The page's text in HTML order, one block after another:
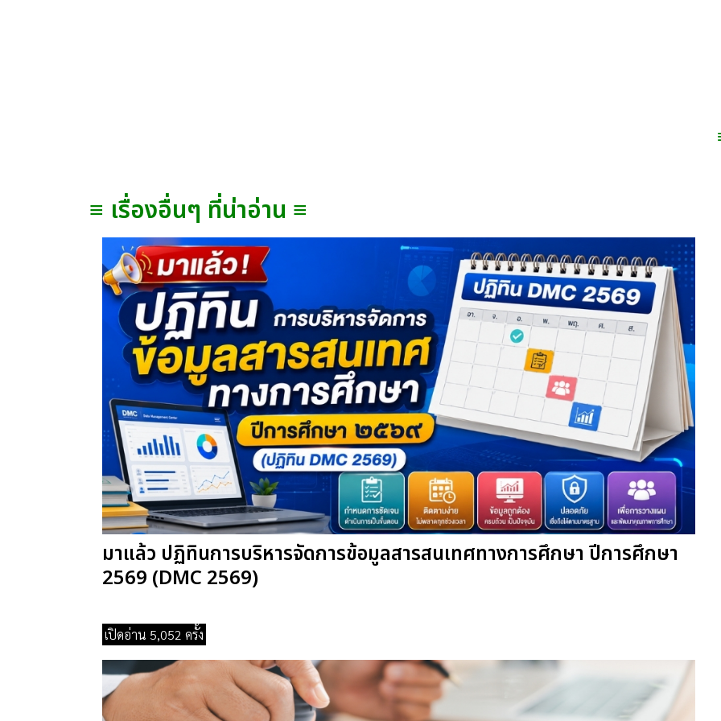
≡ เรื่องอื่นๆ ที่น่าอ่าน ≡
มาแล้ว ปฏิทินการบริหารจัดการข้อมูลสารสนเทศทางการศึกษา ปีการศึกษา
2569 (DMC 2569)
เปิดอ่าน 5,052 ครั้ง